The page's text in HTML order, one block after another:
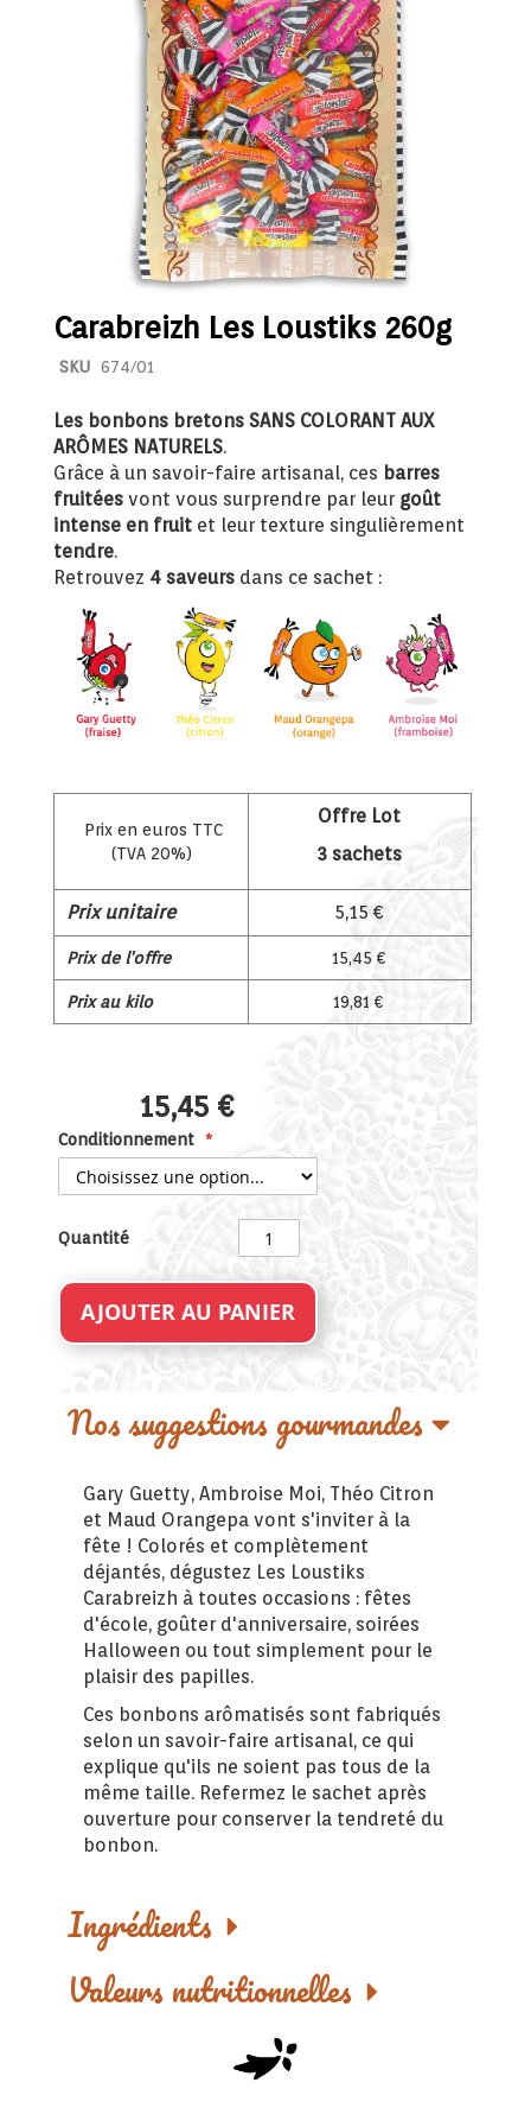
Carabreizh Les Loustiks 260g
SKU 674/01
Les bonbons bretons SANS COLORANT AUX
ARÔMES NATURELS.
Grâce à un savoir-faire artisanal, ces barres
fruitéesvont vous surprendre par leur goût
intense en fruitet leur texture singulièrement
tendre.
Retrouvez 4 saveursdans ce sachet :
Prix en euros TTC
(TVA 20%)
Offre Lot
3 sachets
Prix unitaire 5,15 €
Prix de l'offre 15,45 €
Prix au kilo 19,81 €
15,45 €
Conditionnement
Quantité
AJOUTER AU PANIER
Nos suggestions gourmandes
Gary Guetty, Ambroise Moi, Théo Citron
et Maud Orangepa vont s'inviter à la
fête ! Colorés et complètement
déjantés, dégustez Les Loustiks
Carabreizh à toutes occasions : fêtes
d'école, goûter d'anniversaire, soirées
Halloween ou tout simplement pour le
plaisir des papilles.
Ces bonbons arômatisés sont fabriqués
selon un savoir-faire artisanal, ce qui
explique qu'ils ne soient pas tous de la
même taille. Refermez le sachet après
ouverture pour conserver la tendreté du
bonbon.
Ingrédients
Valeurs nutritionnelles